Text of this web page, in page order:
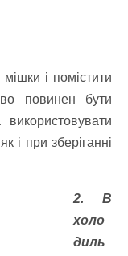
і помістити
повинен бути
і при зберіганні
2. В
холо
диль